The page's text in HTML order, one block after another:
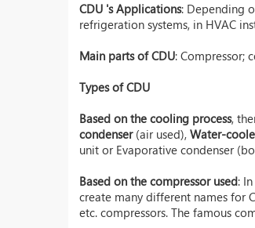
CDU 's Applications: Depending
refrigeration systems, in HVAC
Main parts of CDU: Compressor;
Types of CDU
Based on the cooling process,
condenser(air used), Water-
unit or Evaporative condenser
Based on the compressor used:
create many different names for
etc. compressors. The famous